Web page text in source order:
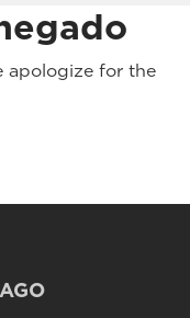
apologize for the